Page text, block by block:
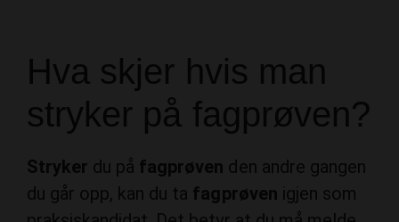
stryker på fagprøven?
Strykerdu på fagprøvenden andre gangen
du går opp, kan du ta
fagprøven
igjen som
praksiskandidat. Det betyr at du må melde
deg opp til og betale forfagprøven
selv.